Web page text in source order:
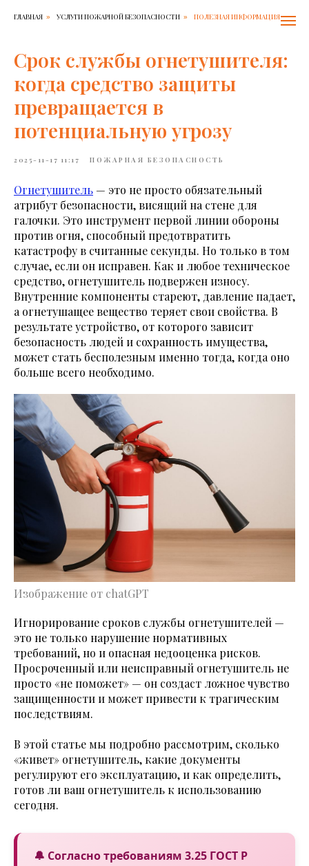
ГЛАВНАЯ » УСЛУГИ ПОЖАРНОЙ БЕЗОПАСНОСТИ » ПОЛЕЗНАЯ ИНФОРМАЦИЯ
Срок службы огнетушителя:
когда средство защиты
превращается в
потенциальную угрозу
2025-11-17 11:17 ПОЖАРНАЯ БЕЗОПАСНОСТЬ
Огнетушитель — это не просто обязательный
атрибут безопасности, висящий на стене для
галочки. Это инструмент первой линии обороны
против огня, способный предотвратить
катастрофу в считанные секунды. Но только в том
случае, если он исправен. Как и любое техническое
средство, огнетушитель подвержен износу.
Внутренние компоненты стареют, давление падает,
а огнетушащее вещество теряет свои свойства. В
результате устройство, от которого зависит
безопасность людей и сохранность имущества,
может стать бесполезным именно тогда, когда оно
больше всего необходимо.
Изображение от chatGPT
Игнорирование сроков службы огнетушителей —
это не только нарушение нормативных
требований, но и опасная недооценка рисков.
Просроченный или неисправный огнетушитель не
просто «не поможет» — он создаст ложное чувство
защищенности и может привести к трагическим
последствиям.
В этой статье мы подробно рассмотрим, сколько
«живет» огнетушитель, какие документы
регулируют его эксплуатацию, и как определить,
готов ли ваш огнетушитель к использованию
сегодня.
🔔 Согласно требованиям 3.25 ГОСТ Р